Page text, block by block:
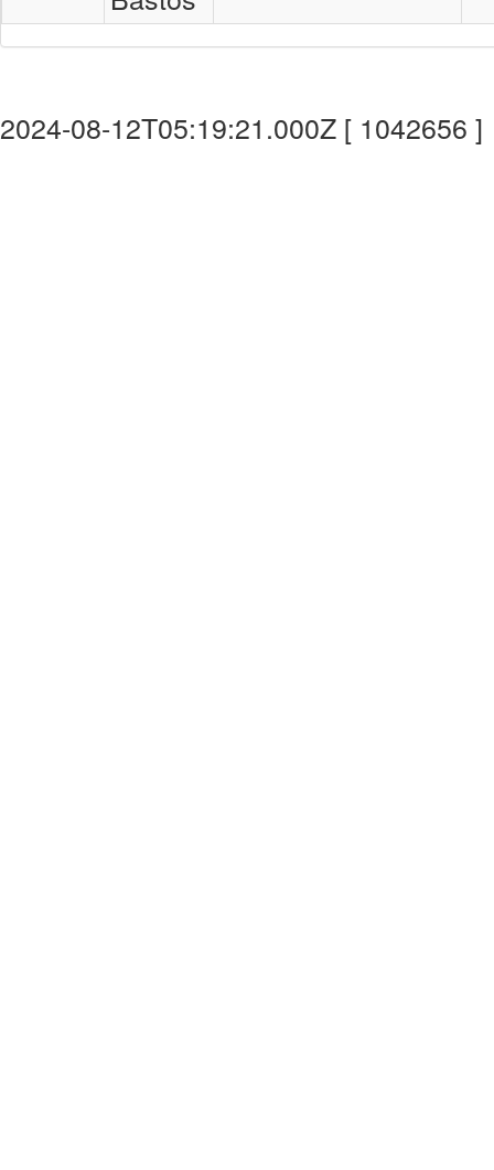
2024-08-12T05:19:21.000Z [ 1042656 ]